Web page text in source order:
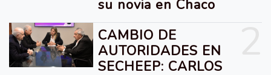
su novia en Chaco
CAMBIO DE
AUTORIDADES EN
SECHEEP: CARLOS